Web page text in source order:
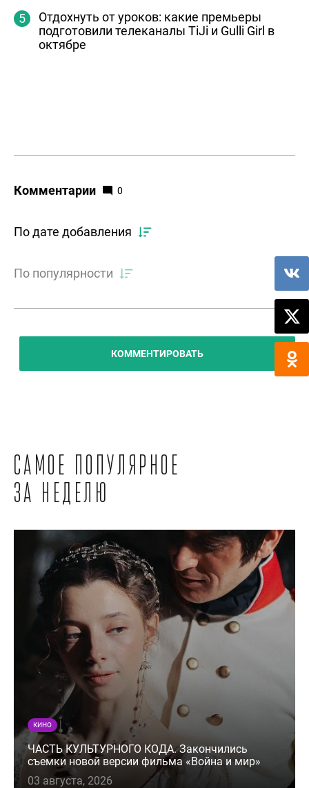
Отдохнуть от уроков: какие премьеры
подготовили телеканалы TiJi и Gulli Girl в
октябре
Комментарии 0
По дате добавления
По популярности
КОММЕНТИРОВАТЬ
Самое популярное
за неделю
КИНО
ЧАСТЬ КУЛЬТУРНОГО КОДА. Закончились
съемки новой версии фильма «Война и мир»
03 августа, 2026